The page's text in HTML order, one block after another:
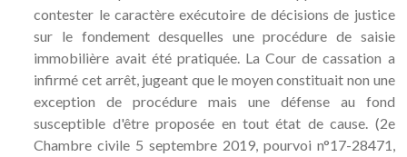
contester le caractère exécutoire de décisions de justice
sur le fondement desquelles une procédure de saisie
immobilière avait été pratiquée. La Cour de cassation a
infirmé cet arrêt, jugeant que le moyen constituait non une
exception de procédure mais une défense au fond
susceptible d'être proposée en tout état de cause. (2e
Chambre civile 5 septembre 2019, pourvoi n°17-28471,